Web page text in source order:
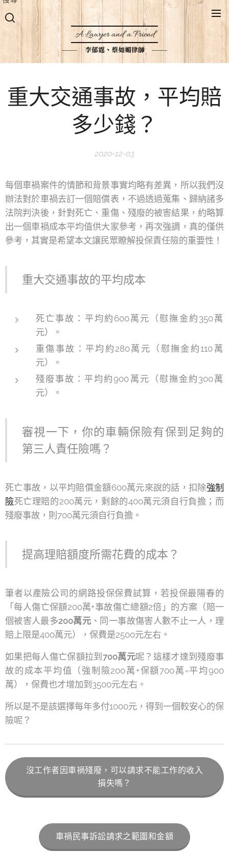
A Lawyer and a Friend
李郁霆、蔡如媚律師
重大交通事故，平均賠
多少錢？
2020-12-03
每個車禍案件的情節和背景事實均略有差異，所以我們沒
辦法對於車禍去訂一個賠償表，不過透過蒐集、歸納諸多
法院判決後，針對死亡、重傷、殘廢的被害結果，約略算
出一個車禍成本平均值供大家參考，再次強調，真的僅供
參考，其實是希望本文讓民眾瞭解投保責任險的重要性！
重大交通事故的平均成本
死亡事故：平均約600萬元（慰撫金約350萬
元）。
重傷事故：平均約280萬元（慰撫金約110萬
元）。
殘廢事故：平均約900萬元（慰撫金約300萬
元）。
審視一下，你的車輛保險有保到足夠的
第三人責任險嗎？
死亡事故，以平均賠償金額600萬元來說的話，扣除強制
險死亡理賠的200萬元，剩餘的400萬元須自行負擔；而
殘廢事故，則700萬元須自行負擔。
提高理賠額度所需花費的成本？
筆者以產險公司的網路投保保費試算，若投保最陽春的
「每人傷亡保額200萬+事故傷亡總額2倍」的方案（賠一
個被害人最多200萬元 、同一事故傷害人數不止一人，理
賠上限是400萬元），保費是2500元左右。
如果把每人傷亡保額拉到 700萬元呢？這樣才達到殘廢事
故的成本平均值（強制險200萬+保額700萬=平均900
萬），保費也才增加到3500元左右。
所以是不是該選擇每年多付1000元，得到一個較安心的保
險呢？
沒工作者因車禍殘廢，可以請求不能工作的收入
損失嗎？
車禍民事訴訟請求之範圍和金額